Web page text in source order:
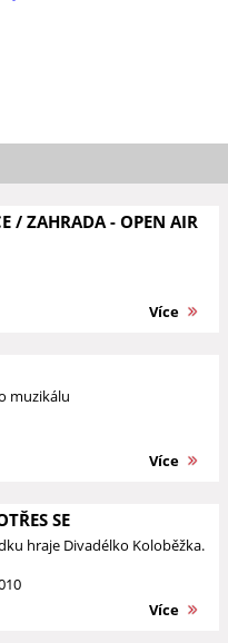
/ ZAHRADA - OPEN AIR
Více
muzikálu
Více
SE
hraje Divadélko Koloběžka.
Více